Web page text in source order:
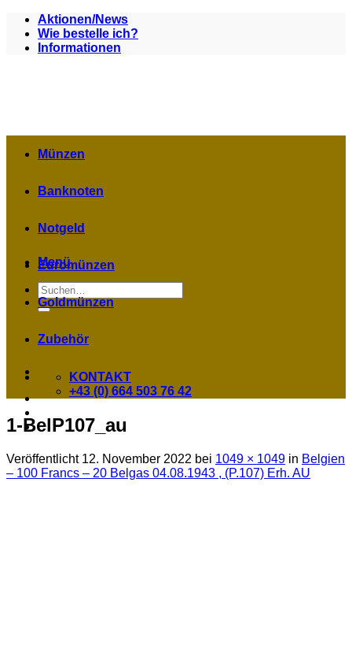
Zum
Inhalt
springen
Aktionen/News
Wie bestelle ich?
Informationen
Menü
Suchen
nach:
Münzen
Banknoten
Notgeld
Euromünzen
Goldmünzen
Zubehör
KONTAKT
+43 (0) 664 503 76 42
1-BelP107_au
Veröffentlicht 12. November 2022 bei 1049 × 1049 in Belgien
– 100 Francs – 20 Belgas 04.08.1943 , (P.107) Erh. AU